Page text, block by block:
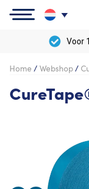
Voor 12:00
Home / Webshop/